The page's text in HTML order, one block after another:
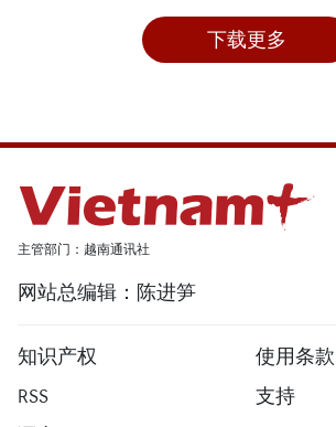
下载更多
主管部门：越南通讯社
网站总编辑：陈进笋
知识产权
使用条款
RSS
支持